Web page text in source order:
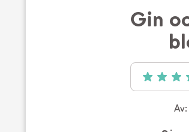
Gin
Betyg: 5
Av: